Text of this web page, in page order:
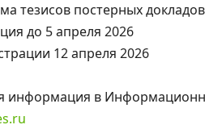
тезисов постерных
до 5 апреля 2026
12 апреля 2026
информация в